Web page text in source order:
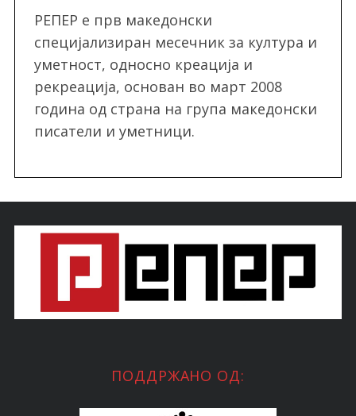
РЕПЕР e прв македонски
специјализиран месечник за култура и
уметност, односно креација и
рекреација, oснован во март 2008
година од страна на група македонски
писатели и уметници.
ПОДДРЖАНО ОД: